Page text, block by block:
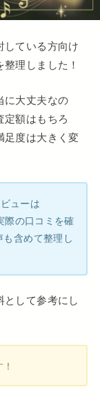
ている方向け
理しました！
に大丈夫なの
額はもちろ
足度は大きく変
ューは
の口コミを確
含めて整理し
として参考にし